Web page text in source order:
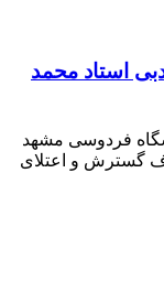
استاد محمد
فردوسی مشهد
گسترش و اعتلای